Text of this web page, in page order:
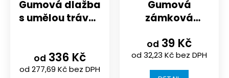
Gumová dlažba
s umělou trávou
od 277,69 Kč bez DPH
od 336 Kč
Gumová
zámková
hřiště |
sportoviště |
200x165x43 mm
od 32,23 Kč bez DPH
od 39 Kč